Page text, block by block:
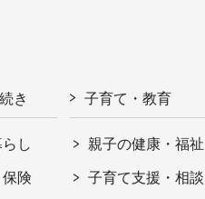
き
し
険
子育て・教育
親子の健康・福祉
子育て支援・相談